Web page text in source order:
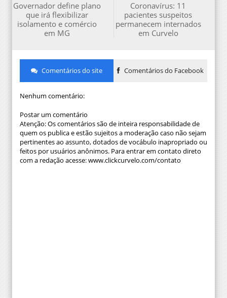
Coronavírus: 11
pacientes suspeitos
permanecem internados
em Curvelo
Governador define plano
que irá flexibilizar
isolamento e comércio
em MG
Comentários do site Comentários do Facebook
Nenhum comentário:
Postar um comentário
Atenção: Os comentários são de inteira responsabilidade de
quem os publica e estão sujeitos a moderação caso não sejam
pertinentes ao assunto, dotados de vocábulo inapropriado ou
feitos por usuários anônimos. Para entrar em contato direto
com a redação acesse: www.clickcurvelo.com/contato